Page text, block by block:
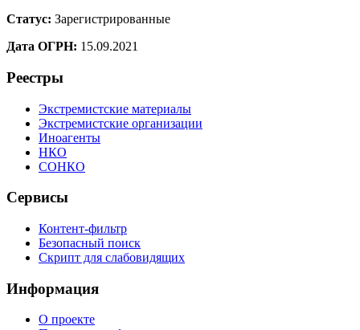
Статус: Зарегистрированные
Дата ОГРН: 15.09.2021
Реестры
Экстремистские материалы
Экстремистские организации
Иноагенты
НКО
СОНКО
Сервисы
Контент-фильтр
Безопасный поиск
Скрипт для слабовидящих
Информация
О проекте